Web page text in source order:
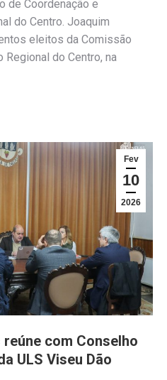
de Coordenação e
do Centro. Joaquim
eleitos da Comissão
do Centro, na
Fev
10
2026
com Conselho
ULS Viseu Dão